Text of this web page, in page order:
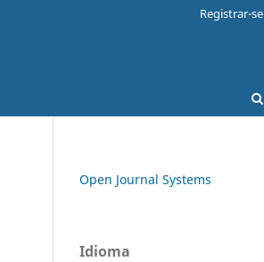
Registrar-se
Open Journal Systems
Idioma